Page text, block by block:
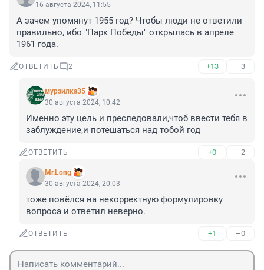
16 августа 2024, 11:55
А зачем упомянут 1955 год? Чтобы люди не ответили
правильно, ибо "Парк Победы" открылась в апреле
1961 года.
ОТВЕТИТЬ 2 +13 –3
мурзилка35
30 августа 2024, 10:42
Именно эту цель и преследовали,чтоб ввести тебя в
заблуждение,и потешаться над тобой год
ОТВЕТИТЬ +0 –2
Mr.Long
30 августа 2024, 20:03
тоже повёлся на некорректную формулировку
вопроса и ответил неверно.
ОТВЕТИТЬ +1 –0